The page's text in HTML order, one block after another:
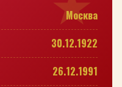
Москва
30.12.1922
26.12.1991